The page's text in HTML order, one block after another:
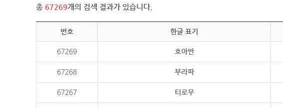
총 67269개의 검색 결과가 있습니다.
번호 한글 표기
67269 호아반
67268 부라파
67267 티로우